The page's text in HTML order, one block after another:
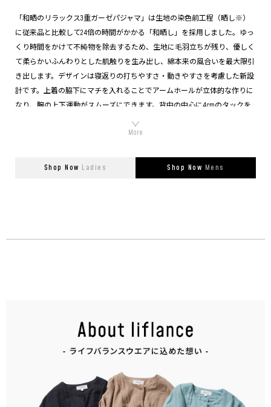
「和晒のリラックス3重ガーゼパジャマ」は生地の染色前工程（晒し※）
に従来品と比較して24倍の時間がかかる「和晒し」を採用しました。ゆっ
くり時間をかけて不純物を除去するため、生地に毛羽立ちが残り、優しく
て柔らかいふんわりとした肌触りを生み出し、綿本来の風合いを最大限引
き出します。デザインは寝返りの打ちやすさ・動きやすさを考慮した新設
計です。上着の脇下にマチを入れることでアームホールが立体的な作りに
なり、腕の上下運動がスムーズにできます。背中の中心に4cmのタックを
入れて背中全体にゆとりを持たせることで、体を捻ったりするリラックス
の動作を妨げません。 （※晒しとは織物や糸から不純物を除去して漂白
Shop Now Ladies Shop Now Mens